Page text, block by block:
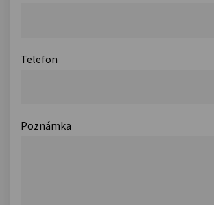
Telefon
Poznámka